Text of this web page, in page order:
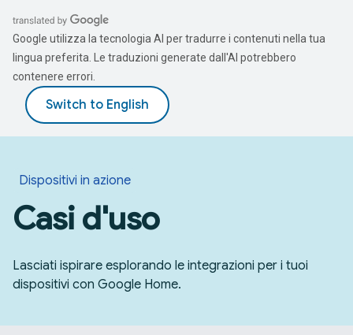
Google utilizza la tecnologia AI per tradurre i contenuti nella tua
lingua preferita. Le traduzioni generate dall'AI potrebbero
contenere errori.
Dispositivi in azione
Casi d'uso
Lasciati ispirare esplorando le integrazioni per i tuoi
dispositivi con Google Home.